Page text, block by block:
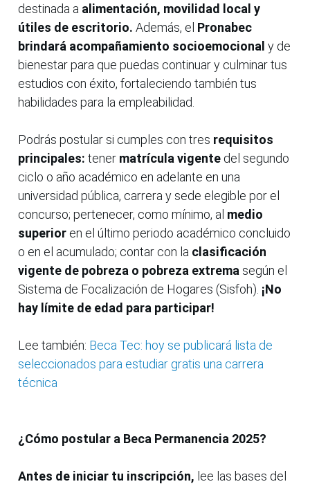
destinada a alimentación, movilidad local y
útiles de escritorio. Además, el Pronabec
brindará acompañamiento socioemocional y de
bienestar para que puedas continuar y culminar tus
estudios con éxito, fortaleciendo también tus
habilidades para la empleabilidad.
Podrás postular si cumples con tres requisitos
principales: tener matrícula vigente del segundo
ciclo o año académico en adelante en una
universidad pública, carrera y sede elegible por el
concurso; pertenecer, como mínimo, al medio
superior en el último periodo académico concluido
o en el acumulado; contar con la clasificación
vigente de pobreza o pobreza extrema según el
Sistema de Focalización de Hogares (Sisfoh). ¡No
hay límite de edad para participar!
Lee también: Beca Tec: hoy se publicará lista de
seleccionados para estudiar gratis una carrera
técnica
¿Cómo postular a Beca Permanencia 2025?
Antes de iniciar tu inscripción, lee las bases del